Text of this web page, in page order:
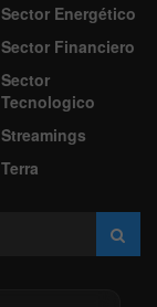
Sector Energético
Sector Financiero
Sector
Tecnologico
Streamings
Terra